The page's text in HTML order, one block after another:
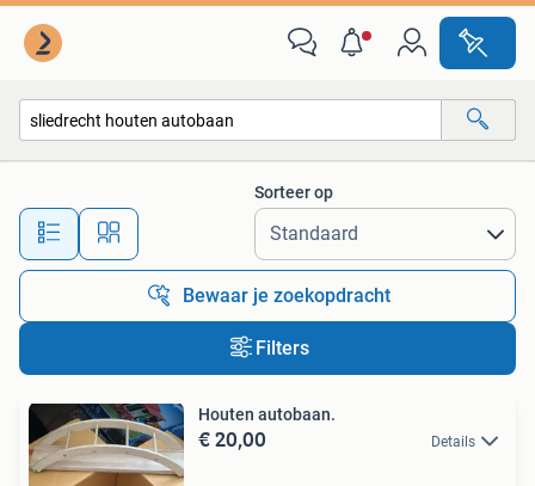
Alle afstanden…
Sorteer op
Bewaar je zoekopdracht
Filters
Houten autobaan.
€ 20,00 Details